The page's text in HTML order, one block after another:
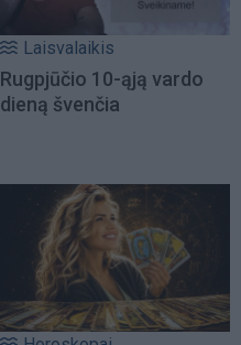
Laisvalaikis
Rugpjūčio 10-ąją vardo
dieną švenčia